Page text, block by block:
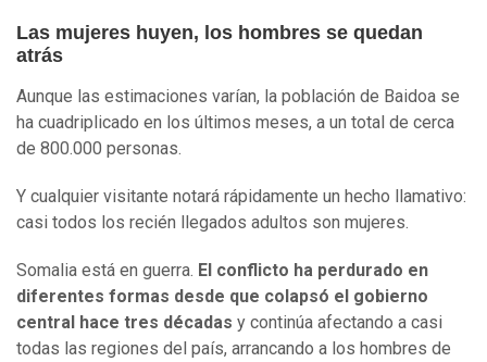
Las mujeres huyen, los hombres se quedan
atrás
Aunque las estimaciones varían, la población de Baidoa se
ha cuadriplicado en los últimos meses, a un total de cerca
de 800.000 personas.
Y cualquier visitante notará rápidamente un hecho llamativo:
casi todos los recién llegados adultos son mujeres.
Somalia está en guerra. El conflicto ha perdurado en
diferentes formas desde que colapsó el gobierno
central hace tres décadas y continúa afectando a casi
todas las regiones del país, arrancando a los hombres de